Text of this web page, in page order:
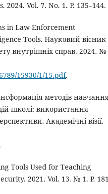
Vol. 7. No. 1. P. 135–144.
in Law Enforcement
Tools. Науковий вісник
внутрішніх справ. 2024. №
15930/1/15.pdf.
методів
школі: використання
Академічні візії.
.
Tools Used for Teaching
2021. Vol. 13. № 1. Р.